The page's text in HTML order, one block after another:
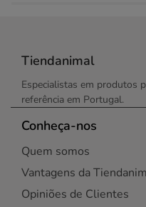
Tiendanimal
Especialistas em produtos
referência em Portugal.
Conheça-nos
Quem somos
Vantagens da
Opiniões de Clientes